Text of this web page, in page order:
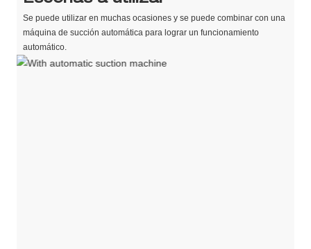
Se puede utilizar en muchas ocasiones y se puede combinar con una
máquina de succión automática para lograr un funcionamiento
automático.